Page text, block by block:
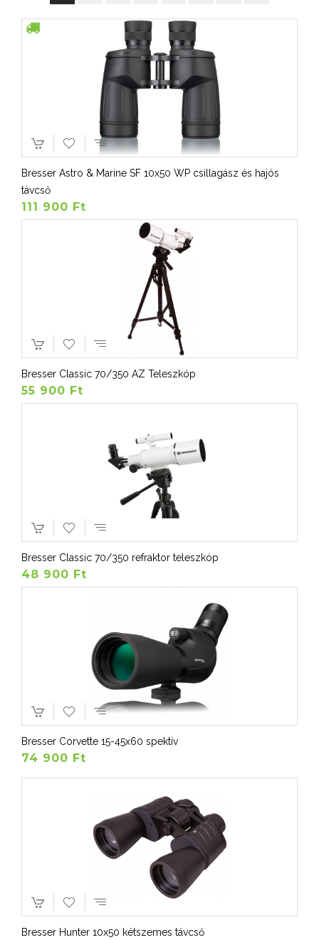
Bresser Astro & Marine SF 10x50 WP csillagász és hajós
távcső
111 900 Ft
Bresser Classic 70/350 AZ Teleszkóp
55 900 Ft
Bresser Classic 70/350 refraktor teleszkóp
48 900 Ft
Bresser Corvette 15-45x60 spektív
74 900 Ft
Bresser Hunter 10x50 kétszemes távcső